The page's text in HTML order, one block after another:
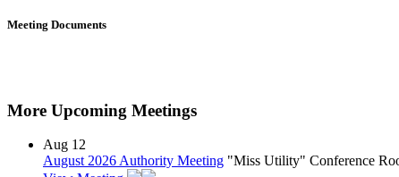
Meeting Documents
More Upcoming Meetings
Aug 12
August 2026 Authority Meeting "Miss Utility" Conference